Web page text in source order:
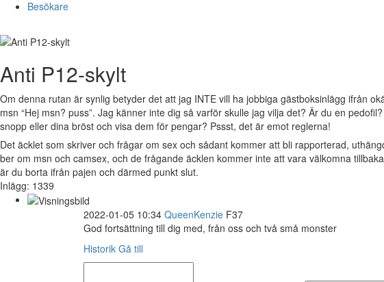
Besökare
Anti P12-skylt
Om denna rutan är synlig betyder det att jag INTE vill ha jobbiga gästboksinlägg ifrån
msn “Hej msn? puss”. Jag känner inte dig så varför skulle jag vilja det? Är du en
snopp eller dina bröst och visa dem för pengar? Pssst, det är emot reglerna!
Det äcklet som skriver och frågar om sex och sådant kommer att bli rapporterad,
ber om msn och camsex, och de frågande äcklen kommer inte att vara välkomna
är du borta ifrån pajen och därmed punkt slut.
Inlägg: 1339
2022-01-05 10:34 QueenKenzie F37
God fortsättning till dig med, från oss och två små monster
Historik Gå till